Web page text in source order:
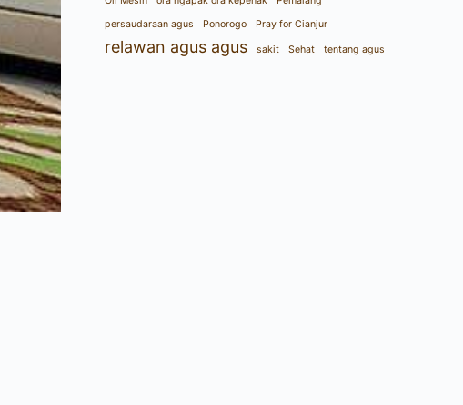
persaudaraan agus
Ponorogo Pray for Cianjur
relawan agus agus sakit Sehat tentang agus